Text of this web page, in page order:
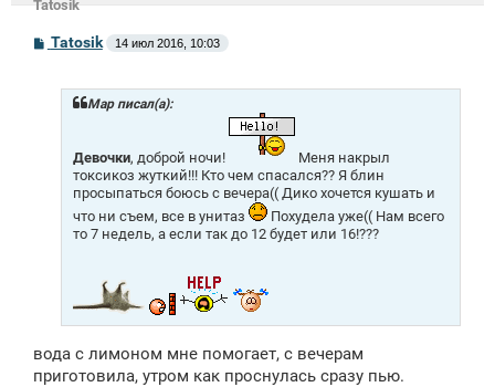
Tatosik
СTatosik 14 июл 2016, 10:03
Mар писал(а):
Девочки, доброй ночи!
Меня накрыл
токсикоз жуткий!!! Кто чем спасался?? Я блин
просыпаться боюсь с вечера(( Дико хочется кушать и
что ни съем, все в унитаз
Похудела уже(( Нам всего
то 7 недель, а если так до 12 будет или 16!???
вода с лимоном мне помогает, с вечерам
приготовила, утром как проснулась сразу пью.